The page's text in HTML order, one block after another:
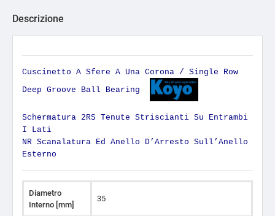
Descrizione
Cuscinetto A Sfere A Una Corona / Single Row
Deep Groove Ball Bearing
Schermatura 2RS Tenute Striscianti Su Entrambi
I Lati
NR Scanalatura Ed Anello D’Arresto Sull’Anello
Esterno
Diametro
Interno [mm]
35